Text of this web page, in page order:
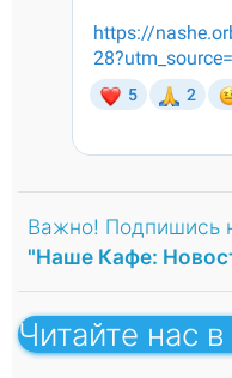
Важно! Подпишись
"Наше Кафе:
Читайте нас